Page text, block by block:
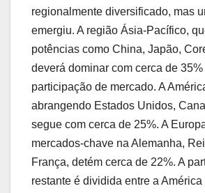
regionalmente diversificado, mas
emergiu. A região Ásia-Pacífico,
potências como China, Japão,
deverá dominar com cerca de 35%
participação de mercado. A
abrangendo Estados Unidos,
segue com cerca de 25%. A
mercados-chave na Alemanha,
França, detém cerca de 22%. A
restante é dividida entre a América